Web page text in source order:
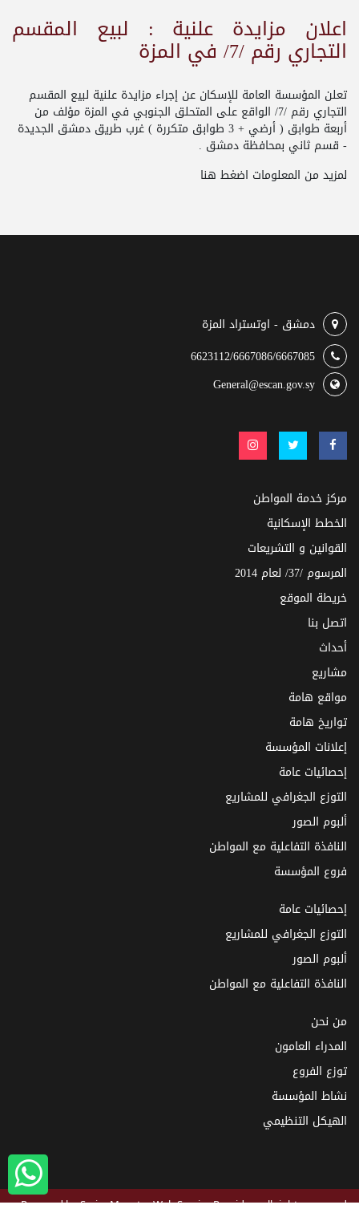
اعلان مزايدة علنية : لبيع المقسم
التجاري رقم /7/ في المزة
تعلن المؤسسة العامة للإسكان عن إجراء مزايدة علنية لبيع المقسم
التجاري رقم /7/ الواقع على المتحلق الجنوبي في المزة مؤلف من
أربعة طوابق ( أرضي + 3 طوابق متكررة ) غرب طريق دمشق الجديدة
- قسم ثاني بمحافظة دمشق .
لمزيد من المعلومات اضغط هنا
دمشق - اوتستراد المزة
6623112/6667086/6667085
General@escan.gov.sy
مركز خدمة المواطن
الخطط الإسكانية
القوانين و التشريعات
المرسوم /37/ لعام 2014
خريطة الموقع
اتصل بنا
أحداث
مشاريع
مواقع هامة
تواريخ هامة
إعلانات المؤسسة
إحصائيات عامة
التوزع الجغرافي للمشاريع
ألبوم الصور
النافذة التفاعلية مع المواطن
فروع المؤسسة
إحصائيات عامة
التوزع الجغرافي للمشاريع
ألبوم الصور
النافذة التفاعلية مع المواطن
من نحن
المدراء العامون
توزع الفروع
نشاط المؤسسة
الهيكل التنظيمي
Powered bySyrianMonsterWeb Service Provider - all rights reserved